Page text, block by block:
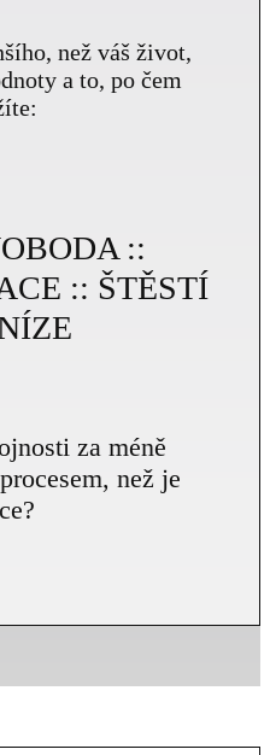
než váš život,
a to, po čem
::
:: ŠTĚSTÍ
za méně
než je